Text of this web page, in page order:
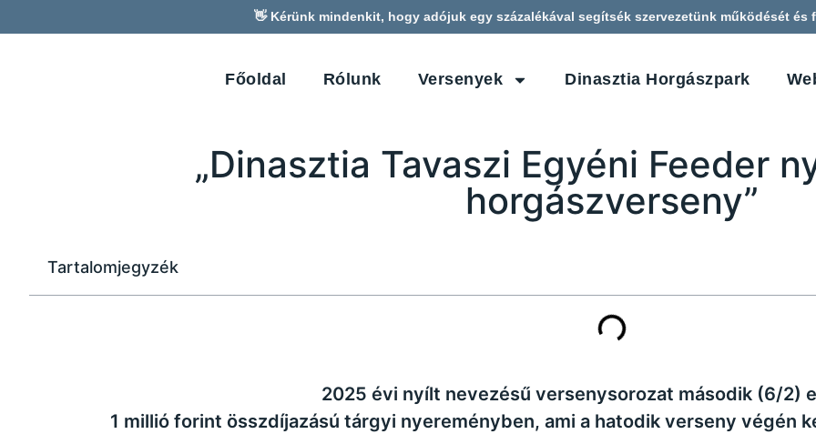
👋 Kérünk mindenkit, hogy adójuk egy százalékával segítsék szervezetünk működését és
Főoldal Rólunk Versenyek Dinasztia Horgászpark
„Dinasztia Tavaszi Egyéni Feeder
horgászverseny”
Tartalomjegyzék
2025 évi nyílt nevezésű versenysorozat második (6/2)
1 millió forint összdíjazású tárgyi nyereményben, ami a hatodik verseny